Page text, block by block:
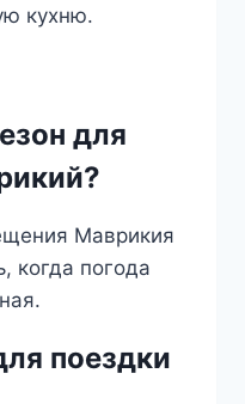
кухню.
для
Маврикия
когда погода
поездки